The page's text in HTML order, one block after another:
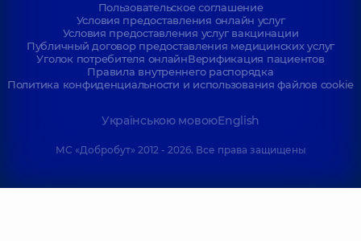
Пользовательское соглашение
Условия предоставления онлайн услуг
Условия предоставления услуг вакцинации
Публичный договор предоставления медицинских услуг
Уголок потребителя онлайнВерификация пациентов
Правила внутреннего распорядка
Политика конфиденциальности и использования файлов cookie
Українською мовоюEnglish
МС «Добробут» 2012 - 2026. Все права защищены